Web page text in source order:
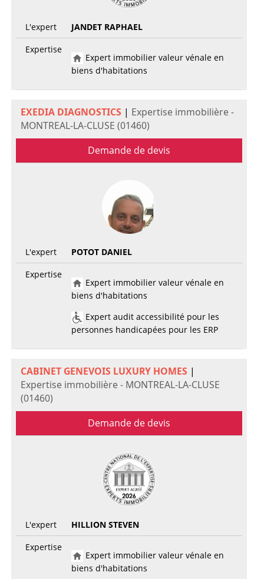
L'expert
JANDET RAPHAEL
Expertise
Expert immobilier valeur vénale en
biens d'habitations
EXEDIA DIAGNOSTICS | Expertise immobilière -
MONTREAL-LA-CLUSE (01460)
Demande de devis
L'expert
POTOT DANIEL
Expertise
Expert immobilier valeur vénale en
biens d'habitations
Expert audit accessibilité pour les
personnes handicapées pour les ERP
CABINET GENEVOIS LUXURY HOMES |
Expertise immobilière - MONTREAL-LA-CLUSE
(01460)
Demande de devis
L'expert
HILLION STEVEN
Expertise
Expert immobilier valeur vénale en
biens d'habitations